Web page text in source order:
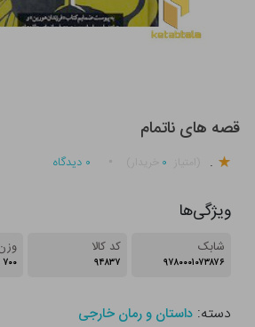
قصه های ناتمام
. ۰ ۰ دیدگاه
ویژگی‌ها
شابک
۹۷۸۰۰۰۱۰۷۳۸۷۶
کد کالا
۹۴۸۳۷ ۷۰۰
دسته:داستان و رمان خارجی